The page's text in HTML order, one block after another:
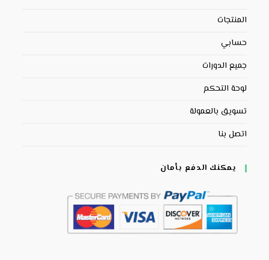
المنتجات
حسابي
جميع الدورات
لوحة التحكم
تسويق بالعمولة
اتصل بنا
يمكنك الدفع بأمان